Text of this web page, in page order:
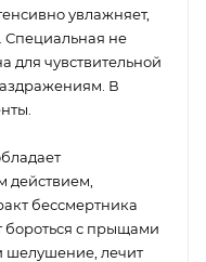
увлажняет,
Специальная не
для чувствительной
В
бессмертника
бороться с прыщами
шелушение, лечит